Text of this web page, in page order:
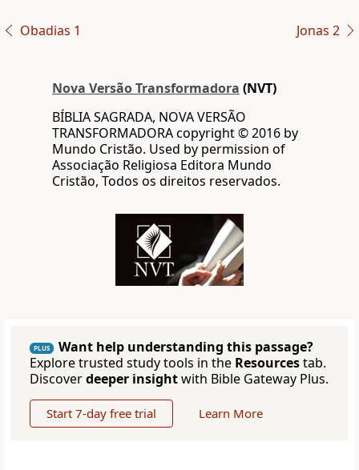
Obadias 1 Jonas 2
Nova Versão Transformadora (NVT)
BÍBLIA SAGRADA, NOVA VERSÃO
TRANSFORMADORA copyright © 2016 by
Mundo Cristão. Used by permission of
Associação Religiosa Editora Mundo
Cristão, Todos os direitos reservados.
PLUS
Want help understanding this passage?
Explore trusted study tools in the Resourcestab.
Discoverdeeper insightwith Bible Gateway Plus.
Start 7-day free trial Learn More